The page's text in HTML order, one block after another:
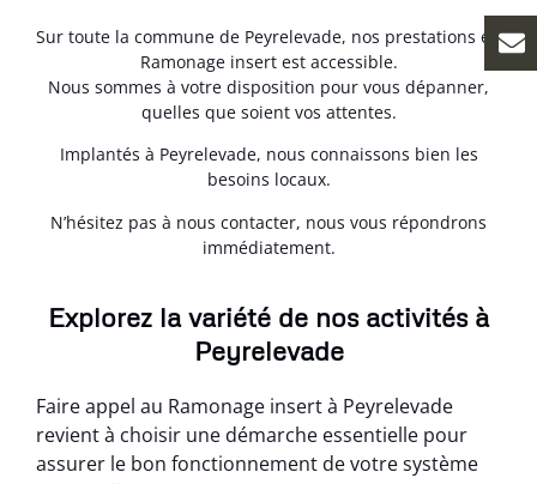
Sur toute la commune de Peyrelevade, nos prestations en
Ramonage insert est accessible.
Nous sommes à votre disposition pour vous dépanner,
quelles que soient vos attentes.
Implantés à Peyrelevade, nous connaissons bien les
besoins locaux.
N’hésitez pas à nous contacter, nous vous répondrons
immédiatement.
Explorez la variété de nos activités à
Peyrelevade
Faire appel au Ramonage insert à Peyrelevade
revient à choisir une démarche essentielle pour
assurer le bon fonctionnement de votre système